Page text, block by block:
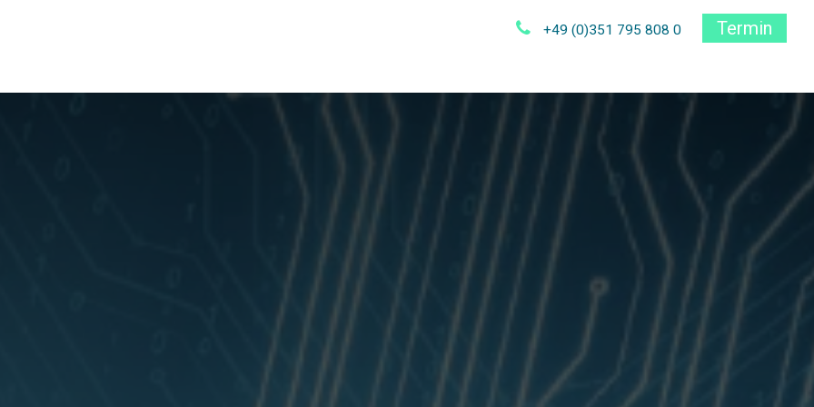
+49 (0)351 795 808 0 Termin